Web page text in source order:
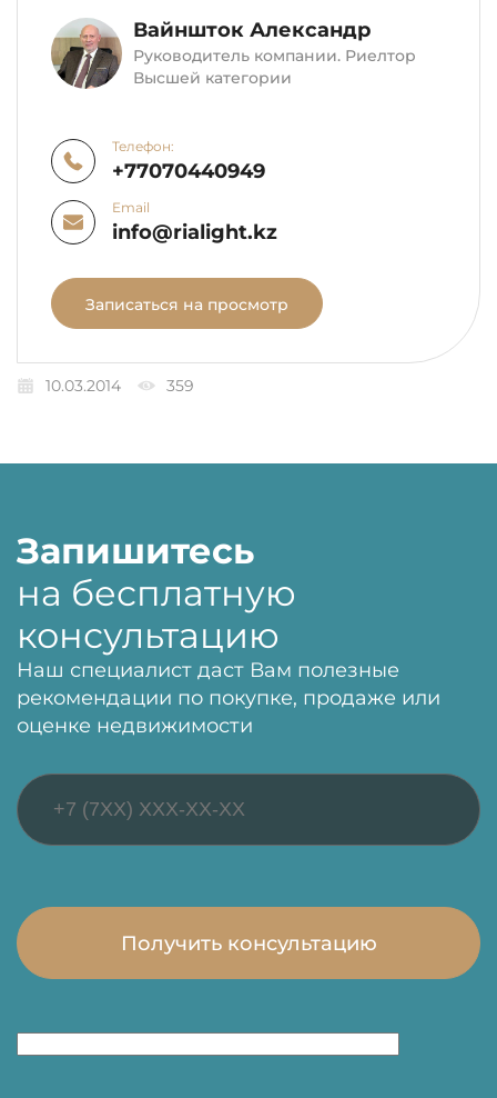
Вайншток Александр
Руководитель компании. Риелтор
Высшей категории
Телефон:
+77070440949
Email
info@rialight.kz
Записаться на просмотр
10.03.2014 359
Запишитесь
на бесплатную
консультацию
Наш специалист даст Вам полезные
рекомендации по покупке, продаже или
оценке недвижимости